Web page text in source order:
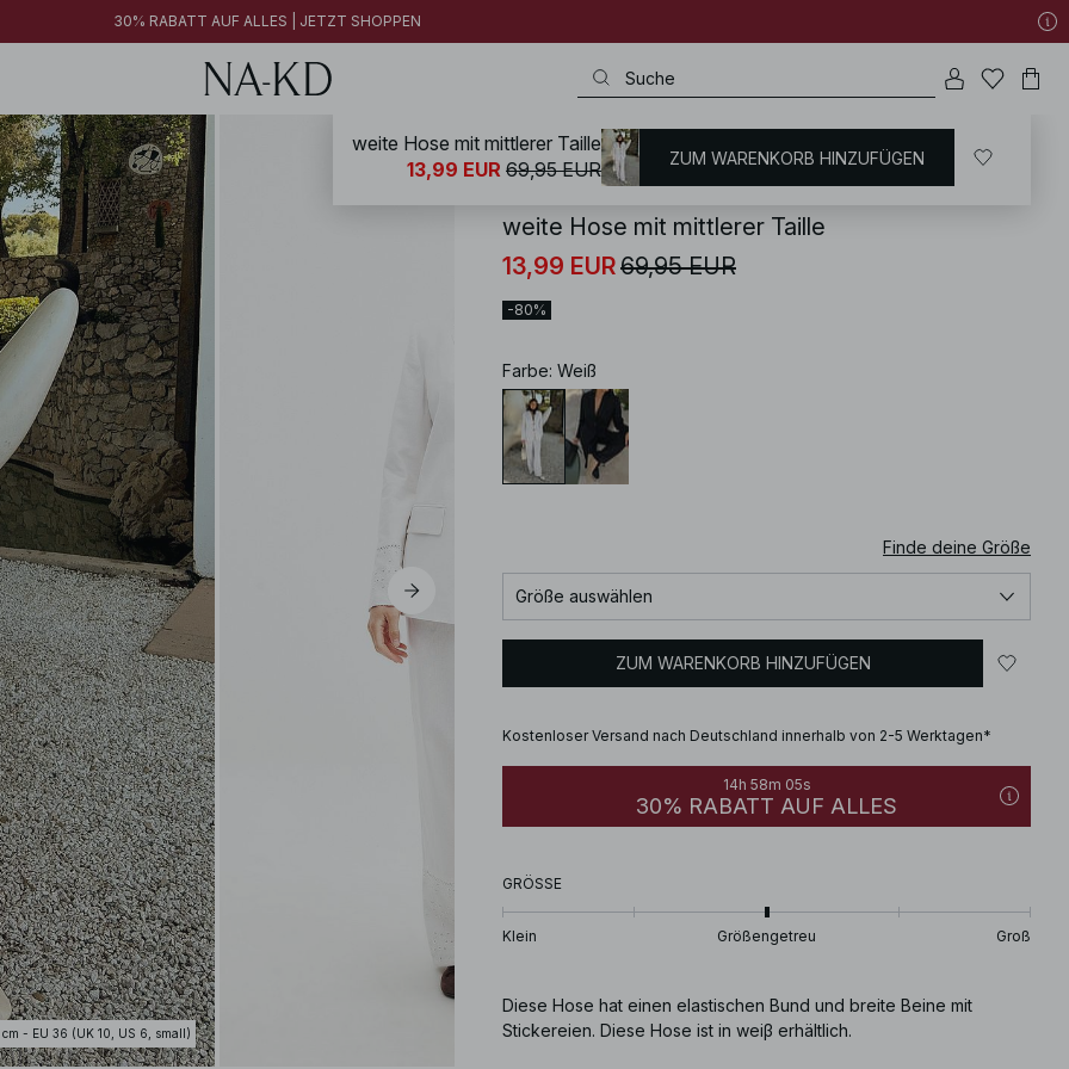
30% RABATT AUF ALLES | JETZT SHOPPEN
cm - EU 36 (UK 10, US 6, small)
NA-KD / Leinen Kleidung / Leinenhosen
weite Hose mit mittlerer Taille
13,99 EUR69,95 EUR
-80%
Farbe: Weiß
Finde deine Größe
Größe auswählen
ZUM WARENKORB HINZUFÜGEN
Kostenloser Versand nach Deutschland innerhalb von 2-5 Werktagen*
14h 58m 04s
30% RABATT AUF ALLES
GRÖSSE
Klein Größengetreu Groß
Diese Hose hat einen elastischen Bund und breite Beine mit
Stickereien. Diese Hose ist in weiβ erhältlich.
weite Hose mit mittlerer Taille
13,99 EUR 69,95 EUR ZUM WARENKORB HINZUFÜGEN